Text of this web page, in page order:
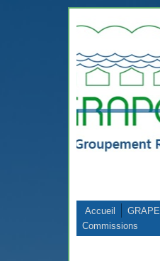
Accueil GRAPE
Commissions